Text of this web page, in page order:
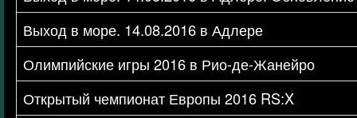
Выход в море. 14.08.2016 в Адлере
Олимпийские игры 2016 в Рио-де-Жанейро
Открытый чемпионат Европы 2016 RS:X